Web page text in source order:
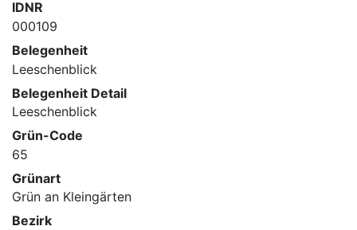
IDNR
000109
Belegenheit
Leeschenblick
Belegenheit Detail
Leeschenblick
Grün-Code
65
Grünart
Grün an Kleingärten
Bezirk